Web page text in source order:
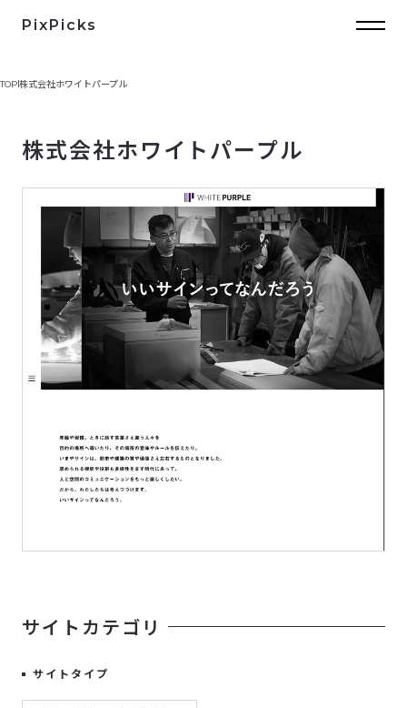
PixPicks
TOP株式会社ホワイトパープル
株式会社ホワイトパープル
サイトカテゴリ
サイトタイプ